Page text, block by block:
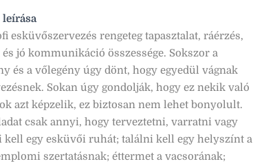
leírása
esküvőszervezés rengeteg tapasztalat, ráérzés,
jó kommunikáció összessége. Sokszor a
és a vőlegény úgy dönt, hogy egyedül vágnak
Sokan úgy gondolják, hogy ez nekik való
azt képzelik, ez biztosan nem lehet bonyolult.
csak annyi, hogy terveztetni, varratni vagy
kell egy esküvői ruhát; találni kell egy helyszínt a
szertatásnak; éttermet a vacsorának;